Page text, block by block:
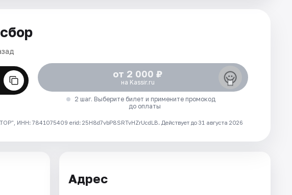
от 2 000 ₽
на Kassir.ru
2 шаг. Выберите билет и примените промокод
до оплаты
ИНН: 7841075409 erid: 25H8d7vbP8SRTvHZrUcdLB. Действует до 31 августа 2026
Адрес